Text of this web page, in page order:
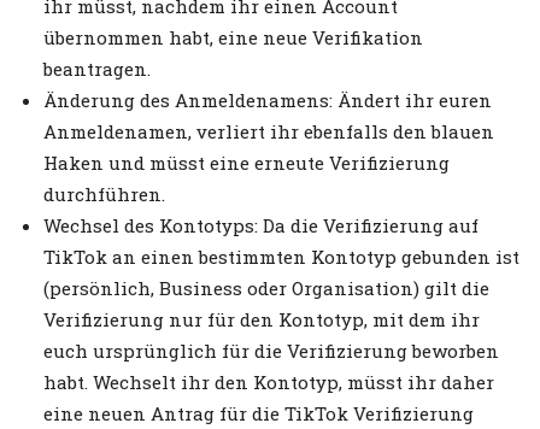
ihr müsst, nachdem ihr einen Account
übernommen habt, eine neue Verifikation
beantragen.
Änderung des Anmeldenamens: Ändert ihr euren
Anmeldenamen, verliert ihr ebenfalls den blauen
Haken und müsst eine erneute Verifizierung
durchführen.
Wechsel des Kontotyps: Da die Verifizierung auf
TikTok an einen bestimmten Kontotyp gebunden ist
(persönlich, Business oder Organisation) gilt die
Verifizierung nur für den Kontotyp, mit dem ihr
euch ursprünglich für die Verifizierung beworben
habt. Wechselt ihr den Kontotyp, müsst ihr daher
eine neuen Antrag für die TikTok Verifizierung